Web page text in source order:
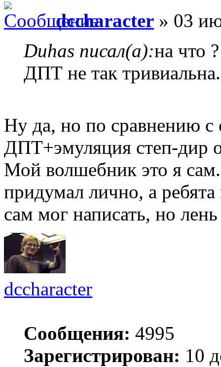
dccharacter » 03
Duhas писал(а):на что
ДПТ не так
Ну да, но по сравнению с
ДПТ+эмуляция степ-дир
Мой волшебник это я
придумал лично, а
сам мог написать, но
dccharacter
Сообщения: 4995
Зарегистрирован: 10